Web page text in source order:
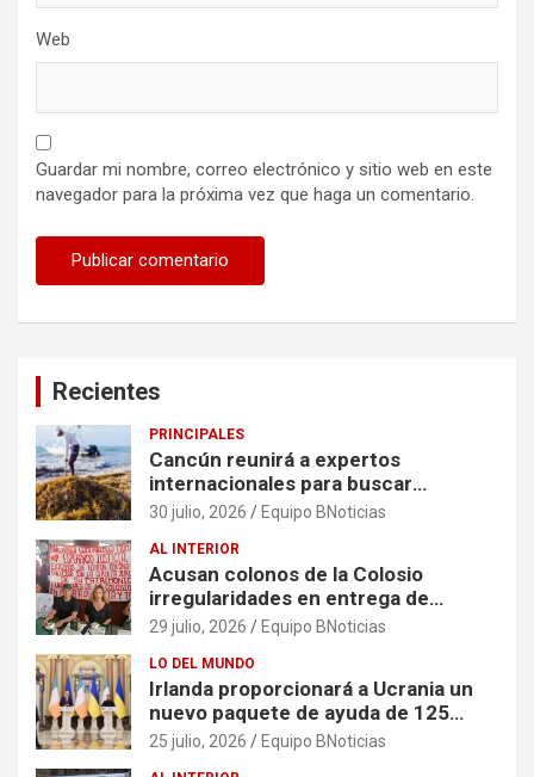
Web
Guardar mi nombre, correo electrónico y sitio web en este
navegador para la próxima vez que haga un comentario.
Recientes
PRINCIPALES
Cancún reunirá a expertos
internacionales para buscar
soluciones al problema del sargazo
30 julio, 2026 Equipo BNoticias
AL INTERIOR
Acusan colonos de la Colosio
irregularidades en entrega de
escrituras
29 julio, 2026 Equipo BNoticias
LO DEL MUNDO
Irlanda proporcionará a Ucrania un
nuevo paquete de ayuda de 125
millones de euros
25 julio, 2026 Equipo BNoticias